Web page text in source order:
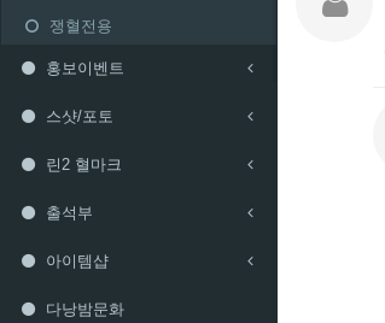
쟁혈전용
홍보이벤트
스샷/포토
린2 혈마크
출석부
아이템샵
다낭밤문화